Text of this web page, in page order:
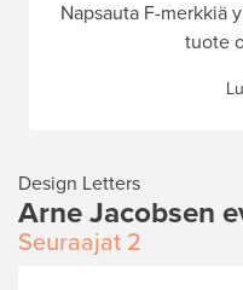
Design Letters
Arne Jacobsen
Seuraajat 2
Napsauta F-merkkiä
tuote